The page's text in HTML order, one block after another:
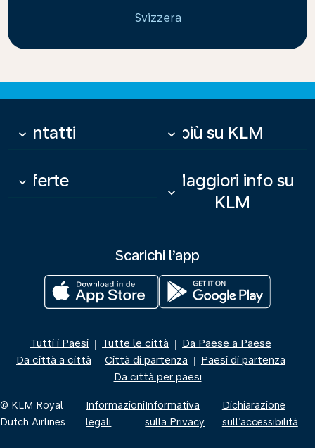
Svizzera
Contatti
keyboard_arrow_down Di più su KLM
keyboard_arrow_down
Offerte
keyboard_arrow_down
Maggiori info su
KLM
keyboard_arrow_down
Scarichi l’app
Tutti i Paesi | Tutte le città | Da Paese a Paese |
Da città a città | Città di partenza | Paesi di partenza |
Da città per paesi
© KLM Royal
Dutch Airlines
Informazioni
legali
Informativa
sulla Privacy
Dichiarazione
sull’accessibilità